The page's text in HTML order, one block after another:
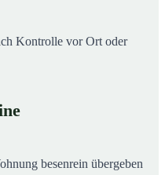
Kontrolle vor Ort oder
besenrein übergeben